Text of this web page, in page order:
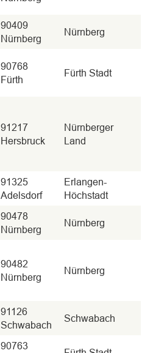
90409
Nürnberg
Nürnberg
90768
Fürth
Fürth Stadt
91217
Hersbruck
Nürnberger
Land
91325
Adelsdorf
Erlangen-
Höchstadt
90478
Nürnberg
Nürnberg
90482
Nürnberg
Nürnberg
91126
Schwabach
Schwabach
90763